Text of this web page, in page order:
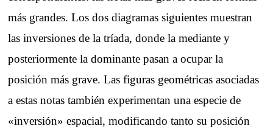
más grandes. Los dos diagramas siguientes muestran
las inversiones de la tríada, donde la mediante y
posteriormente la dominante pasan a ocupar la
posición más grave. Las figuras geométricas asociadas
a estas notas también experimentan una especie de
«inversión» espacial, modificando tanto su posición